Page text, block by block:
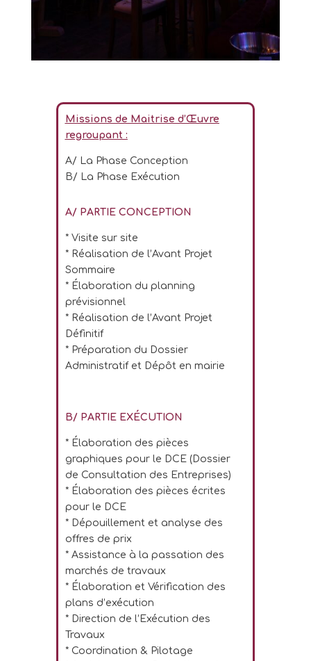
Missions de Maitrise d’Œuvre
regroupant :
A/ La Phase Conception
B/ La Phase Exécution
A/ PARTIE CONCEPTION
* Visite sur site
* Réalisation de l’Avant Projet
Sommaire
* Élaboration du planning
prévisionnel
* Réalisation de l’Avant Projet
Définitif
* Préparation du Dossier
Administratif et Dépôt en mairie
B/ PARTIE EXÉCUTION
* Élaboration des pièces
graphiques pour le DCE (Dossier
de Consultation des Entreprises)
* Élaboration des pièces écrites
pour le DCE
* Dépouillement et analyse des
offres de prix
* Assistance à la passation des
marchés de travaux
* Élaboration et Vérification des
plans d’exécution
* Direction de l’Exécution des
Travaux
* Coordination & Pilotage